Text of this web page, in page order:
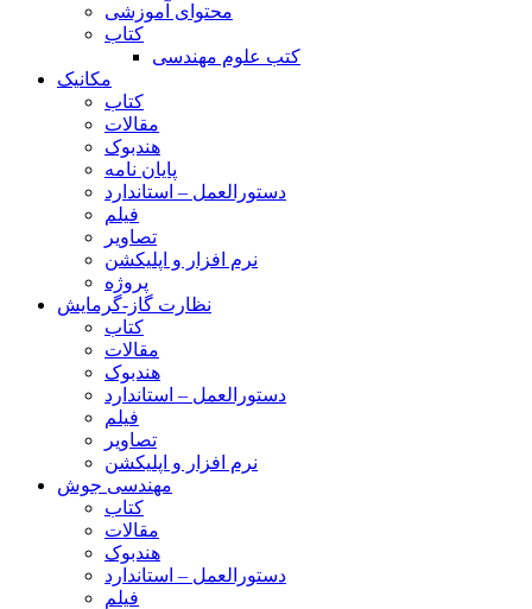
محتوای آموزشی
کتاب
کتب علوم مهندسی
مکانیک
کتاب
مقالات
هندبوک
پایان نامه
دستورالعمل – استاندارد
فیلم
تصاویر
نرم افزار و اپلیکشن
پروژه
نظارت گاز-گرمایش
کتاب
مقالات
هندبوک
دستورالعمل – استاندارد
فیلم
تصاویر
نرم افزار و اپلیکشن
مهندسی جوش
کتاب
مقالات
هندبوک
دستورالعمل – استاندارد
فیلم